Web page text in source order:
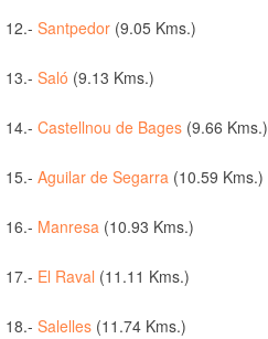
12.- Santpedor (9.05 Kms.)
13.- Saló (9.13 Kms.)
14.- Castellnou de Bages (9.66 Kms.)
15.- Aguilar de Segarra (10.59 Kms.)
16.- Manresa (10.93 Kms.)
17.- El Raval (11.11 Kms.)
18.- Salelles (11.74 Kms.)